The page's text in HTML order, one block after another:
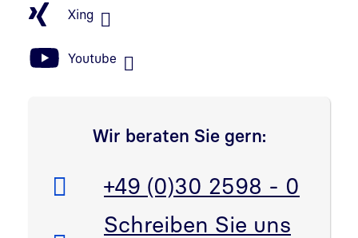
Xing
Youtube
Wir beraten Sie gern:
Telefon:
+49 (0)30 2598 - 0
E-Mail:
Schreiben Sie uns